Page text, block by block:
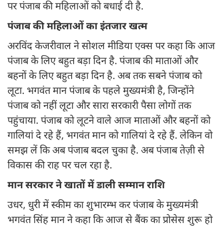
पर पंजाब की महिलाओं को बधाई दी है.
पंजाब की महिलाओं का इंतजार खत्म
अरविंद केजरीवाल ने सोशल मीडिया एक्स पर कहा कि आज
पंजाब के लिए बहुत बड़ा दिन है. पंजाब की माताओं और
बहनों के लिए बहुत बड़ा दिन है. अब तक सबने पंजाब को
लूटा. भगवंत मान पंजाब के पहले मुख्यमंत्री है, जिन्होंने
पंजाब को नहीं लूटा और सारा सरकारी पैसा लोगों तक
पहुंचाया. पंजाब को लूटने वाले आज माताओं और बहनों को
गालियां दे रहे हैं, भगवंत मान को गालियां दे रहे हैं. लेकिन वो
समझ लें कि अब पंजाब बदल चुका है. अब पंजाब तेज़ी से
विकास की राह पर चल रहा है.
मान सरकार ने खातों में डाली सम्मान राशि
उधर, धुरी में स्कीम का शुभारम्भ कर पंजाब के मुख्यमंत्री
भगवंत सिंह मान ने कहा कि आज से बैंक का प्रोसेस शुरू हो